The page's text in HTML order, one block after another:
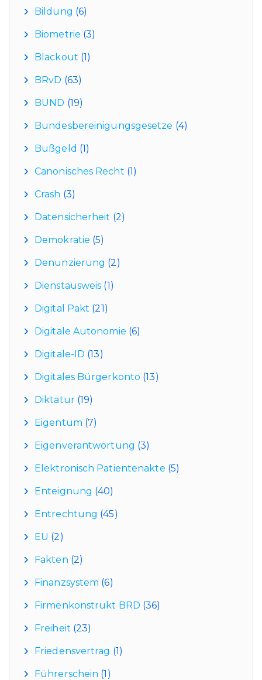
Bildung (6)
Biometrie (3)
Blackout (1)
BRvD (63)
BUND (19)
Bundesbereinigungsgesetze (4)
Bußgeld (1)
Canonisches Recht (1)
Crash (3)
Datensicherheit (2)
Demokratie (5)
Denunzierung (2)
Dienstausweis (1)
Digital Pakt (21)
Digitale Autonomie (6)
Digitale-ID (13)
Digitales Bürgerkonto (13)
Diktatur(19)
Eigentum (7)
Eigenverantwortung (3)
Elektronisch Patientenakte (5)
Enteignung (40)
Entrechtung (45)
EU (2)
Fakten (2)
Finanzsystem (6)
Firmenkonstrukt BRD (36)
Freiheit (23)
Friedensvertrag (1)
Führerschein (1)